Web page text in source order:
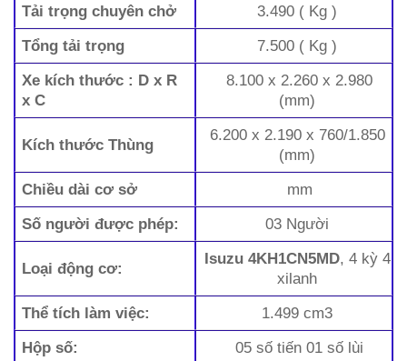
Tải trọng chuyên chở
3.490 ( Kg )
Tổng tải trọng
7.500 ( Kg )
Xe kích thước : D x R
x C
8.100 x 2.260 x 2.980
(mm)
Kích thước Thùng
6.200 x 2.190 x 760/1.850
(mm)
Chiều dài cơ sở
mm
Số người được phép:
03 Người
Loại động cơ:
Isuzu 4KH1CN5MD, 4 kỳ 4
xilanh
Thể tích làm việc:
1.499 cm3
Hộp số:
05 số tiến 01 số lùi